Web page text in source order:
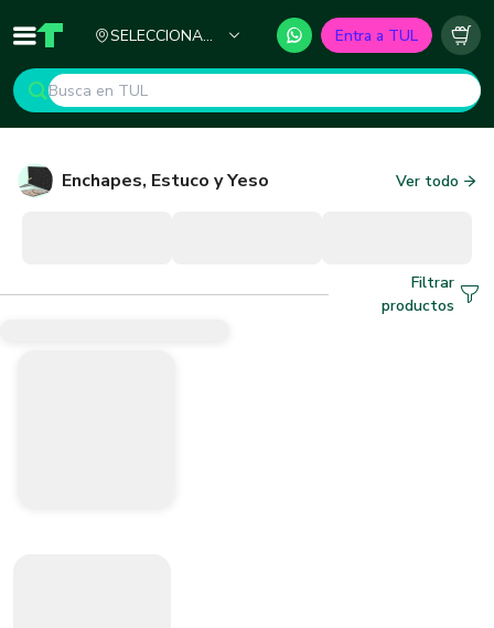
Inicio TUL - Tu Marketplace de Construcción
SELECCIONA
Entra a TUL
Enchapes, Estuco y Yeso Ver todo
Filtrar
productos